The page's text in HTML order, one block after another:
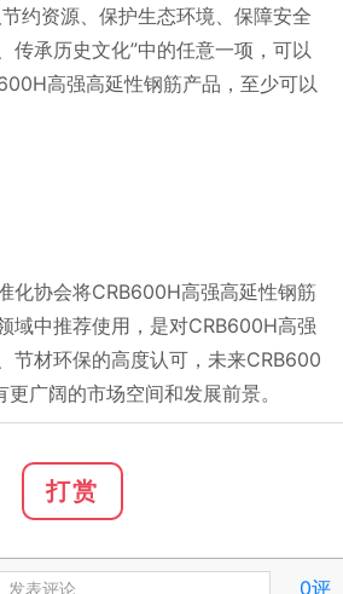
约资源、保护生态环境、保障安全
传承历史文化”中的任意一项，可以
高强高延性钢筋产品，至少可以
协会将CRB600H高强高延性钢筋
域中推荐使用，是对CRB600H高强
节材环保的高度认可，未来CRB600
广阔的市场空间和发展前景。
打赏
发表评论 0评